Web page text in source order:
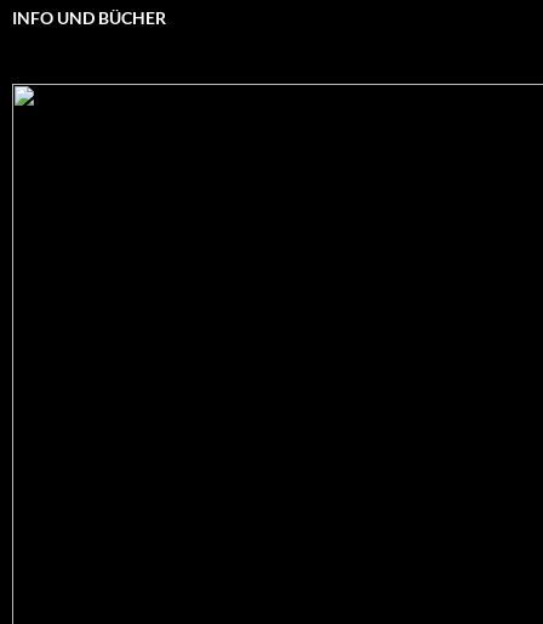
INFO UND BÜCHER